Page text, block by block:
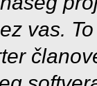
vas.